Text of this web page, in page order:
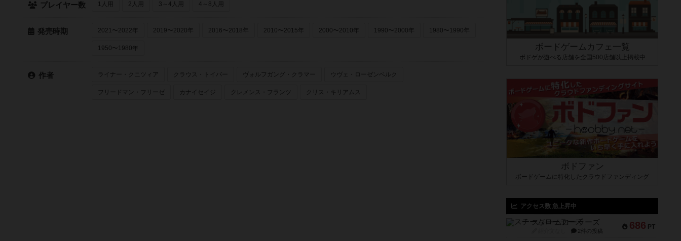
プレイヤー数 1人用 2人用 3～4人用 4～8人用
発売時期 2021〜2022年 2019〜2020年 2016〜2018年 2010〜2015年 2000〜2010年 1990〜2000年 1980〜1990年
1950〜1980年
作者 ライナー・クニツィア クラウス・トイバー ヴォルフガング・クラマー ウヴェ・ローゼンベルク
フリードマン・フリーゼ カナイセイジ クレメンス・フランツ クリス・キリアムス
ボードゲームカフェ一覧
ボドゲが遊べる店舗を全国500店舗以上掲載中
ボドファン
ボードゲームに特化したクラウドファンディング
アクセス数 急上昇中
686 PT
スチームローラーズ
2件の投稿